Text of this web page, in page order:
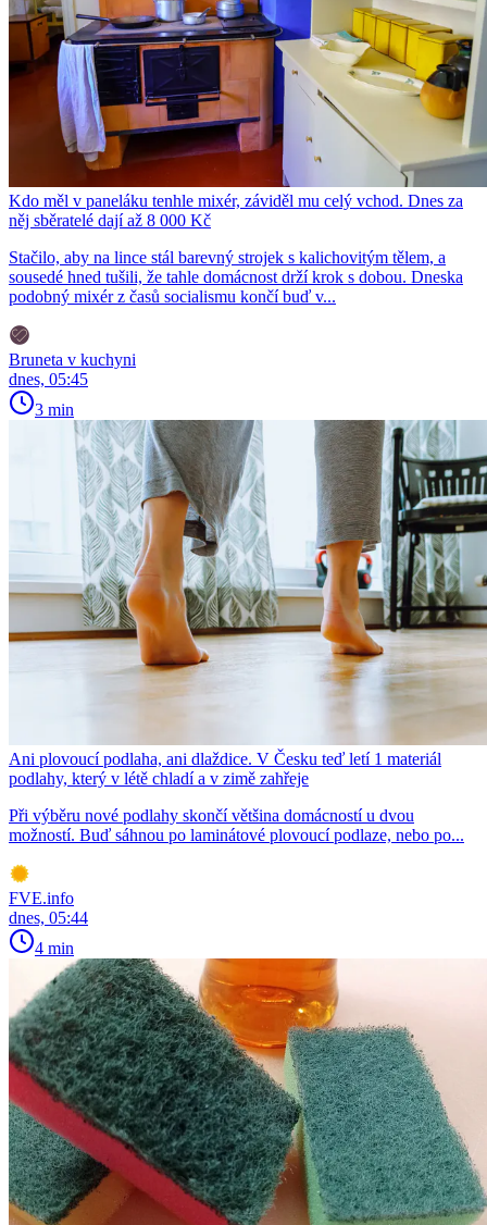
Kdo měl v paneláku tenhle mixér, záviděl mu celý vchod. Dnes za
něj sběratelé dají až 8 000 Kč
Stačilo, aby na lince stál barevný strojek s kalichovitým tělem, a
sousedé hned tušili, že tahle domácnost drží krok s dobou. Dneska
podobný mixér z časů socialismu končí buď v...
Bruneta v kuchyni
dnes, 05:45
3 min
Ani plovoucí podlaha, ani dlaždice. V Česku teď letí 1 materiál
podlahy, který v létě chladí a v zimě zahřeje
Při výběru nové podlahy skončí většina domácností u dvou
možností. Buď sáhnou po laminátové plovoucí podlaze, nebo po...
FVE.info
dnes, 05:44
4 min